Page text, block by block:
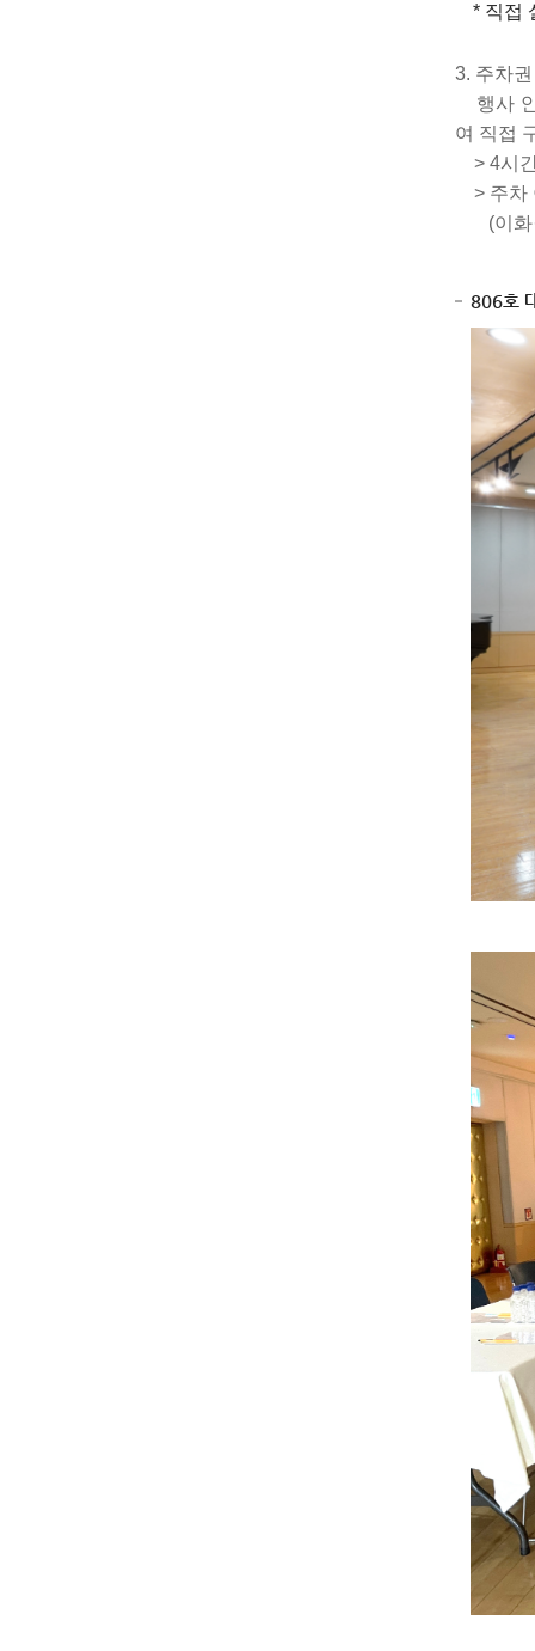
* 직접
3. 주차
행사 안
여 직접
> 4시
> 주차
(이화·
806호